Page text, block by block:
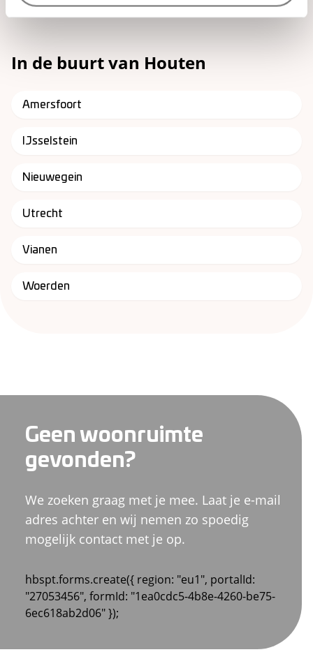
In de buurt van Houten
Amersfoort
IJsselstein
Nieuwegein
Utrecht
Vianen
Woerden
Geen woonruimte
gevonden?
We zoeken graag met je mee. Laat je e-mail
adres achter en wij nemen zo spoedig
mogelijk contact met je op.
hbspt.forms.create({ region: "eu1", portalId:
"27053456", formId: "1ea0cdc5-4b8e-4260-be75-
6ec618ab2d06" });